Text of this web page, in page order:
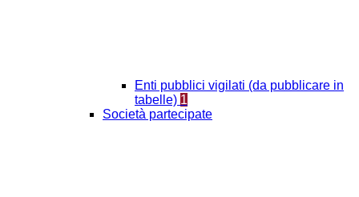
Enti pubblici vigilati (da pubblicare in
tabelle) 1
Società partecipate